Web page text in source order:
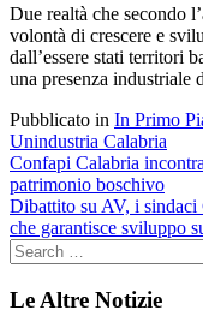
Due realtà che secondo
volontà di crescere e
dall’essere stati territori
una presenza industriale
Pubblicato in In Primo
Unindustria Calabria
Navigazione
articoli
Confapi Calabria
patrimonio boschivo
Dibattito su AV, i sindaci
che garantisce sviluppo
Le Altre Notizie